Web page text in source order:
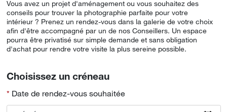
Vous avez un projet d'aménagement ou vous souhaitez des
conseils pour trouver la photographie parfaite pour votre
intérieur ? Prenez un rendez-vous dans la galerie de votre choix
afin d'être accompagné par un de nos Conseillers. Un espace
pourra être privatisé sur simple demande et sans obligation
d'achat pour rendre votre visite la plus sereine possible.
Choisissez un créneau
Date de rendez-vous souhaitée